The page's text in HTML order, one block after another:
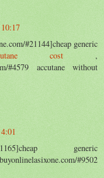
#21144]cheap generic
cost ,
#4579 accutane without
#21165]cheap generic
#9502